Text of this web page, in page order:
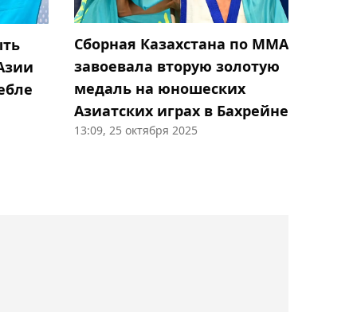
третий круг турнира WTA
"Сабах" Покатилова
проиграл датскому
"Орхусу" в квалификации
00:08, 06 августа 2026
Сборная Казахстана по ММА
завоевала вторую золотую
медаль на юношеских
Азиатских играх в Бахрейне
13:09, 25 октября 2025